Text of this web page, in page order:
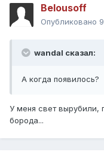
Belousoff
Опубликовано
wandal сказал:
А когда появилось?
У меня свет вырубили,
борода...